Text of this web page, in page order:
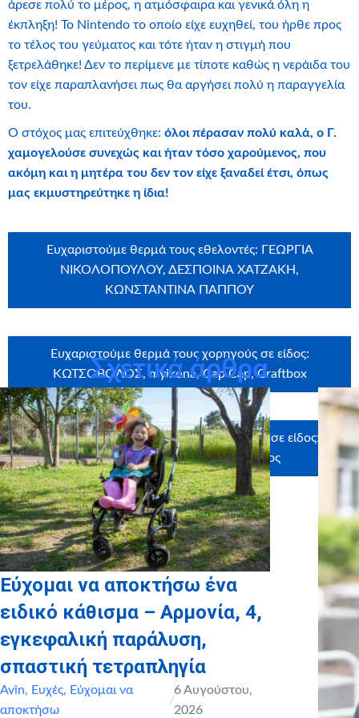
άρεσε πολύ το μέρος, η ατμόσφαιρα και γενικά όλη η
έκπληξη! Το Nintendo το οποίο είχε ευχηθεί, του ήρθε προς
το τέλος του γεύματος και τότε ήταν η στιγμή που
ξετρελάθηκε! Δεν το περίμενε με τίποτε καθώς η νεράιδα του
τον είχε παραπλανήσει πως θα αργήσει πολύ η παραγγελία
του.
Ο στόχος μας επιτεύχθηκε: όλοι πέρασαν πολύ καλά, ο Γ.
χαμογελούσε συνεχώς και ήταν τόσο χαρούμενος, που
ακόμη και η μητέρα του δεν τον είχε ξαναδεί έτσι, όπως
μας εκμυστηρεύτηκε η ίδια!
Ευχαριστούμε θερμά τους εθελοντές: ΓΕΩΡΓΙΑ
ΝΙΚΟΛΟΠΟΥΛΟΥ, ΔΕΣΠΟΙΝΑ ΧΑΤΖΑΚΗ,
ΚΩΝΣΤΑΝΤΙΝΑ ΠΑΠΠΟΥ
Ευχαριστούμε θερμά τους χορηγούς σε είδος:
ΚΩΤΣΟΒΟΛΟΣ, myikona, Cap Cap, Craftbox
Ευχαριστούμε θερμά τους υποστηρικτές σε είδος:
Ματσαρόκας Τάσος – Φωτογράφος
Σχετικά άρθρα
Εύχομαι να αποκτήσω ένα
ειδικό κάθισμα – Αρμονία, 4,
εγκεφαλική παράλυση,
σπαστική τετραπληγία
Avin, Ευχές, Εύχομαι να
αποκτήσω
/
6 Αυγούστου,
2026